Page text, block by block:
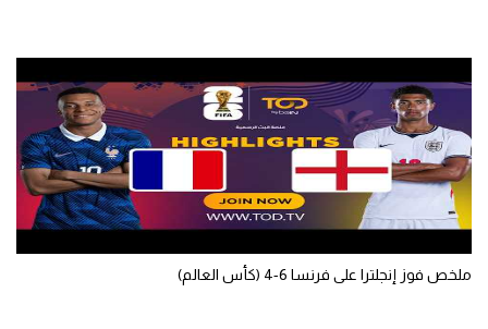
ملخص فوز إنجلترا على فرنسا 6-4 (كأس العالم)